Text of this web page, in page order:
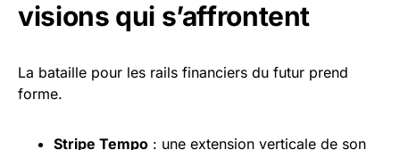
visions qui s’affrontent
La bataille pour les rails financiers du futur prend
forme.
Stripe Tempo : une extension verticale de son